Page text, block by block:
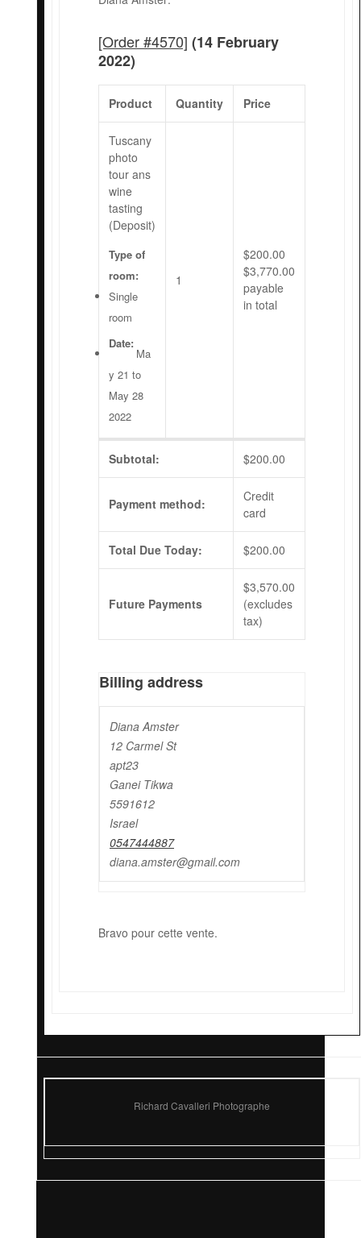
[Order #4570] (14 February
2022)
Product Quantity Price
Tuscany
photo
tour ans
wine
tasting
(Deposit)
Type of
room:
Single
room
Date:
Ma
y 21 to
May 28
2022
1
$200.00
$3,770.00
payable
in total
Subtotal: $200.00
Payment method:
Credit
card
Total Due Today: $200.00
Future Payments
$3,570.00
(excludes
tax)
Billing address
Diana Amster
12 Carmel St
apt23
Ganei Tikwa
5591612
Israel
0547444887
diana.amster@gmail.com
Bravo pour cette vente.
Richard Cavalleri Photographe